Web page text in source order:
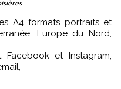
A4 formats portraits et
Europe du Nord,
Facebook et Instagram,